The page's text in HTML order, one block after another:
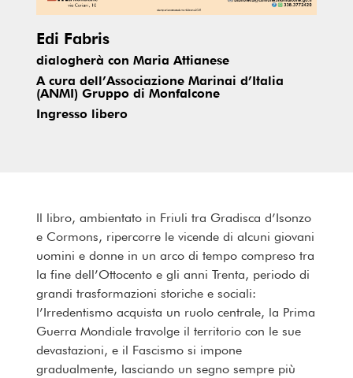
Edi Fabris
dialogherà con Maria Attianese
A cura dell’Associazione Marinai d’Italia
(ANMI) Gruppo di Monfalcone
Ingresso libero
Il libro, ambientato in Friuli tra Gradisca d’Isonzo
e Cormons, ripercorre le vicende di alcuni giovani
uomini e donne in un arco di tempo compreso tra
la fine dell’Ottocento e gli anni Trenta, periodo di
grandi trasformazioni storiche e sociali:
l’Irredentismo acquista un ruolo centrale, la Prima
Guerra Mondiale travolge il territorio con le sue
devastazioni, e il Fascismo si impone
gradualmente, lasciando un segno sempre più